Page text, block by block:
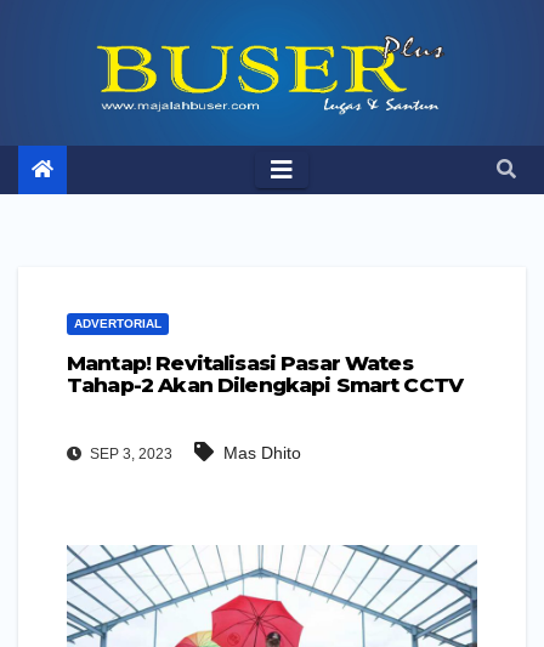
ADVERTORIAL
Mantap! Revitalisasi Pasar Wates
Tahap-2 Akan Dilengkapi Smart CCTV
SEP 3, 2023 Mas Dhito